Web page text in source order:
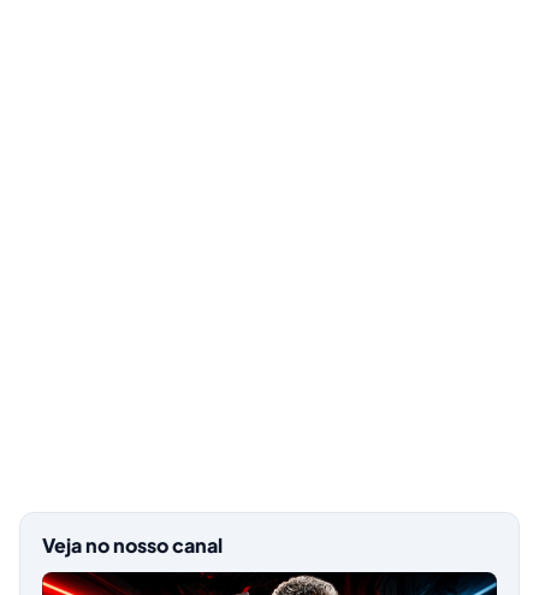
Veja no nosso canal